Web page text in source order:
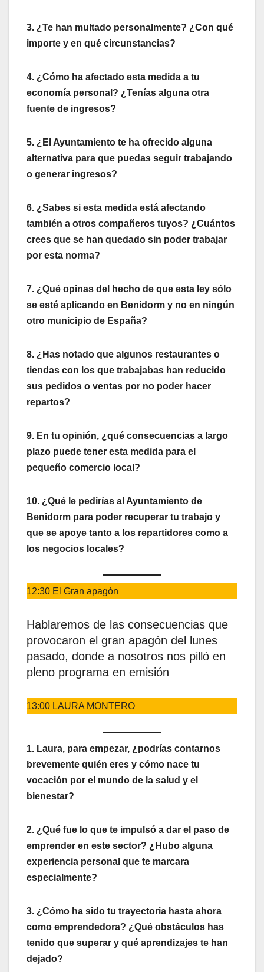
3. ¿Te han multado personalmente? ¿Con qué
importe y en qué circunstancias?
4. ¿Cómo ha afectado esta medida a tu
economía personal? ¿Tenías alguna otra
fuente de ingresos?
5. ¿El Ayuntamiento te ha ofrecido alguna
alternativa para que puedas seguir trabajando
o generar ingresos?
6. ¿Sabes si esta medida está afectando
también a otros compañeros tuyos? ¿Cuántos
crees que se han quedado sin poder trabajar
por esta norma?
7. ¿Qué opinas del hecho de que esta ley sólo
se esté aplicando en Benidorm y no en ningún
otro municipio de España?
8. ¿Has notado que algunos restaurantes o
tiendas con los que trabajabas han reducido
sus pedidos o ventas por no poder hacer
repartos?
9. En tu opinión, ¿qué consecuencias a largo
plazo puede tener esta medida para el
pequeño comercio local?
10. ¿Qué le pedirías al Ayuntamiento de
Benidorm para poder recuperar tu trabajo y
que se apoye tanto a los repartidores como a
los negocios locales?
12:30 El Gran apagón
Hablaremos de las consecuencias que
provocaron el gran apagón del lunes
pasado, donde a nosotros nos pilló en
pleno programa en emisión
13:00 LAURA MONTERO
1. Laura, para empezar, ¿podrías contarnos
brevemente quién eres y cómo nace tu
vocación por el mundo de la salud y el
bienestar?
2. ¿Qué fue lo que te impulsó a dar el paso de
emprender en este sector? ¿Hubo alguna
experiencia personal que te marcara
especialmente?
3. ¿Cómo ha sido tu trayectoria hasta ahora
como emprendedora? ¿Qué obstáculos has
tenido que superar y qué aprendizajes te han
dejado?